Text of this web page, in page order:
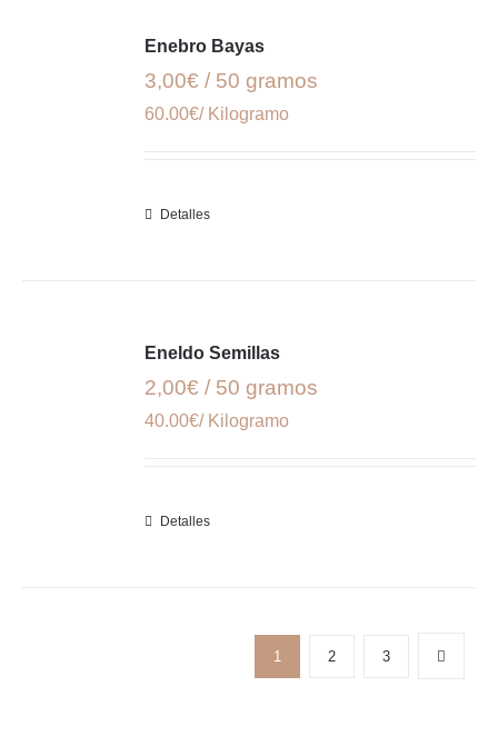
Enebro Bayas
3,00€ / 50 gramos
60.00€/ Kilogramo
Detalles
Eneldo Semillas
2,00€ / 50 gramos
40.00€/ Kilogramo
Detalles
1 2 3